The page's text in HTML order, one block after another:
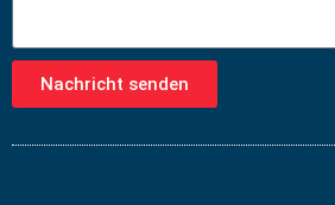
Nachricht senden